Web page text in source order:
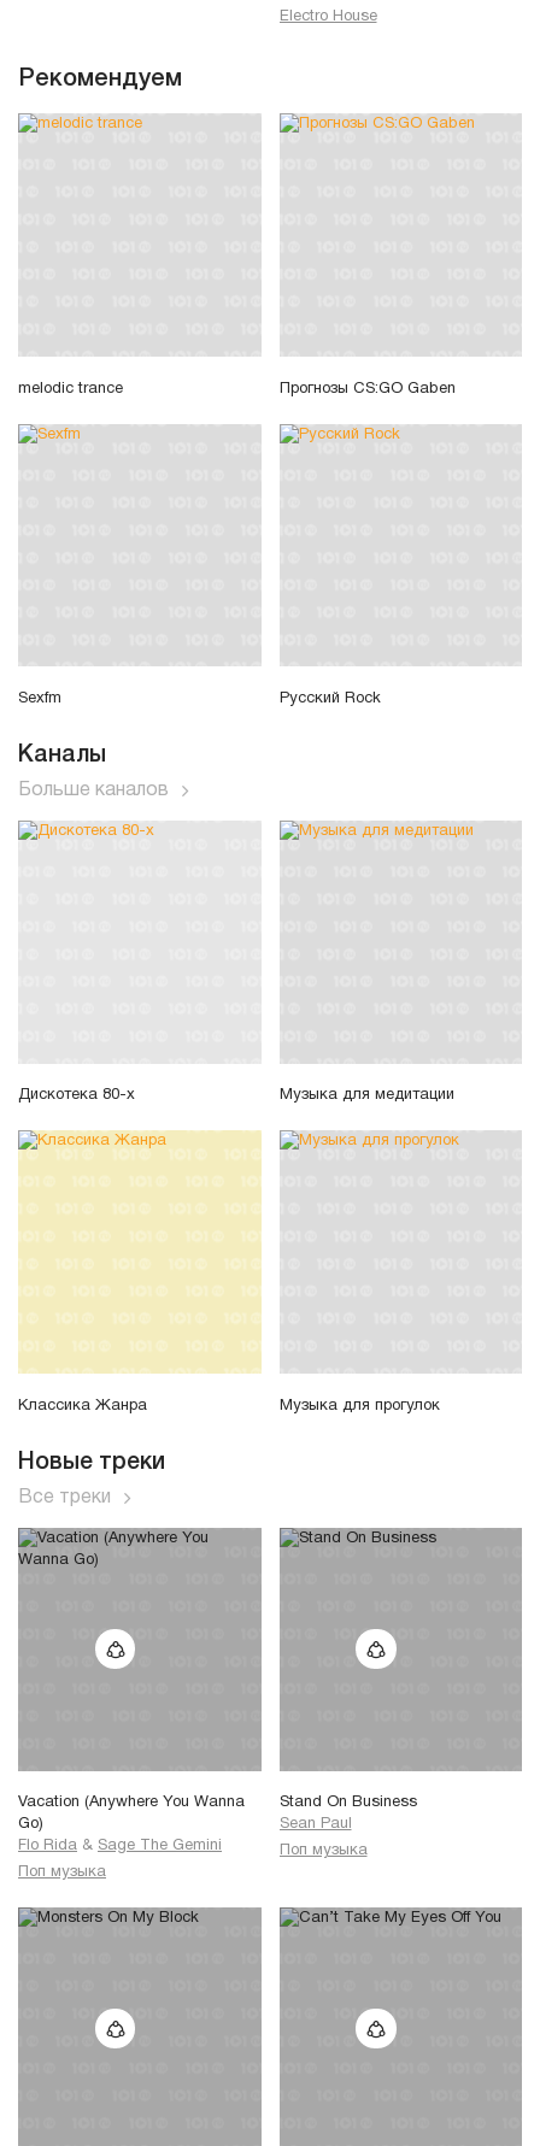
Electro House
Рекомендуем
melodic trance Прогнозы CS:GO Gaben
Sexfm Русский Rock
Каналы
Больше каналов
Дискотека 80-х Музыка для медитации
Классика Жанра Музыка для прогулок
Новые треки
Все треки
Vacation (Anywhere You Wanna
Go)
Flo Rida & Sage The Gemini
Поп музыка
Stand On Business
Sean Paul
Поп музыка